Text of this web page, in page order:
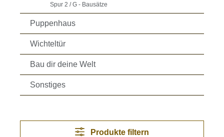
Spur 2 / G - Bausätze
Puppenhaus
Wichteltür
Bau dir deine Welt
Sonstiges
Produkte filtern